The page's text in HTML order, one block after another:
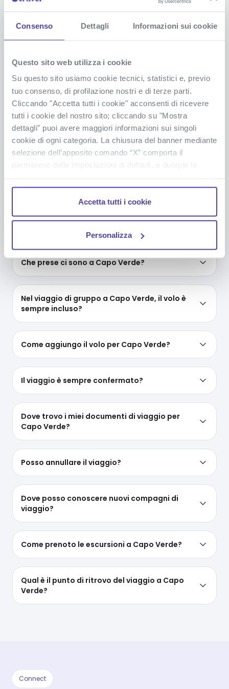
Consenso Dettagli Informazioni sui cookie
Questo sito web utilizza i cookie
Su questo sito usiamo cookie tecnici, statistici e, previo
tuo consenso, di profilazione nostri e di terze parti.
Cliccando "Accetta tutti i cookie" acconsenti di ricevere
tutti i cookie del nostro sito; cliccando su "Mostra
dettagli" puoi avere maggiori informazioni sui singoli
cookie di ogni categoria. La chiusura del banner mediante
selezione dell’apposito comando “X” comporta il
permanere delle impostazioni di default, e dunque la
casella dei cookie statistici è già selezionata poiché, non
permettendo la diretta individuazione dell’interessato (cd.
single out), i relativi cookie sono equiparati ai tecnici, ma
deselezionando la relativa casella. Se vuoi maggiori
informazioni sul funzionamento dei cookie attivi sul
sito clicca qui.
Accetta tutti i cookie
Personalizza
VERDE
Dove si trova Capo Verde?
Che lingua si parla a Capo Verde?
Cosa portare in viaggio a Capo Verde?
Serve il visto per viaggiare a Capo Verde?
Che prese ci sono a Capo Verde?
Nel viaggio di gruppo a Capo Verde, il volo è
sempre incluso?
Come aggiungo il volo per Capo Verde?
Il viaggio è sempre confermato?
Dove trovo i miei documenti di viaggio per
Capo Verde?
Posso annullare il viaggio?
Dove posso conoscere nuovi compagni di
viaggio?
Come prenoto le escursioni a Capo Verde?
Qual è il punto di ritrovo del viaggio a Capo
Verde?
Connect